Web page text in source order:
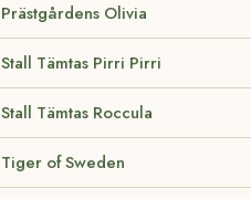
Prästgårdens Olivia
Stall Tämtas Pirri Pirri
Stall Tämtas Roccula
Tiger of Sweden